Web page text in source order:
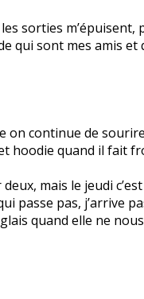
sorties m’épuisent,
qui sont mes amis et
on continue de
hoodie quand il fait
mais le jeudi
passe pas, j’arrive
quand elle ne